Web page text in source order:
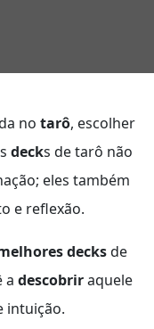
no tarô, escolher
decks de tarô não
eles também
e reflexão.
decksde
a descobriraquele
intuição.